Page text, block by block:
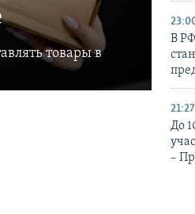
товары в
В
21:27
До
–